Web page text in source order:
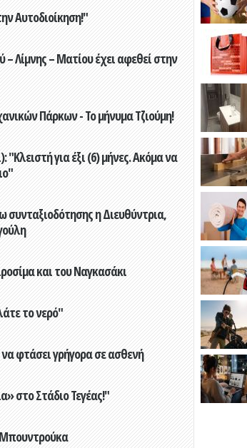
Αυτοδιοίκηση!"
Λίμνης – Ματίου έχει αφεθεί στην
Πάρκων - Το μήνυμα Τζιούμη!
"Κλειστή για έξι (6) μήνες. Ακόμα να
η Διευθύντρια,
και του Ναγκασάκι
το νερό"
φτάσει γρήγορα σε ασθενή
στο Στάδιο Τεγέας!"
Μπουντρούκα